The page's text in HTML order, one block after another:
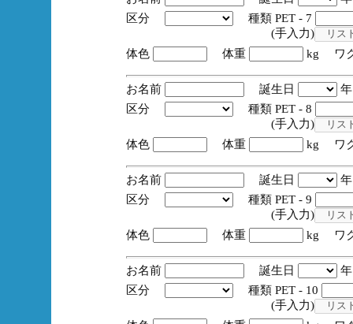
区分
種類 PET - 7
(手入力)
体色
体重 kg ワ
お名前 誕生日
区分
種類 PET - 8
(手入力)
体色
体重 kg ワ
お名前 誕生日
区分
種類 PET - 9
(手入力)
体色
体重 kg ワ
お名前 誕生日
区分
種類 PET - 10
(手入力)